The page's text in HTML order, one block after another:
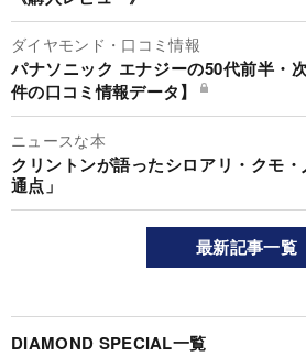
ダイヤモンド・口コミ情報
パナソニック エナジーの50代前半・
件の口コミ情報データ】
ニュースな本
クリントンが語ったシロアリ・クモ
通点」
最新記事一覧
DIAMOND SPECIAL一覧